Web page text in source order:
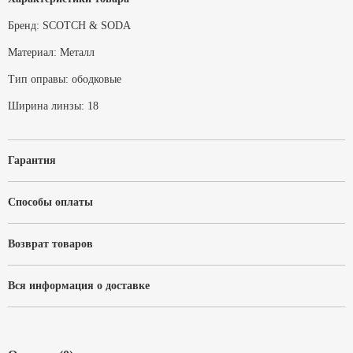
Бренд: SCOTCH & SODA
Материал: Металл
Тип оправы: ободковые
Ширина линзы: 18
Гарантия
Способы оплаты
Возврат товаров
Вся информация о доставке